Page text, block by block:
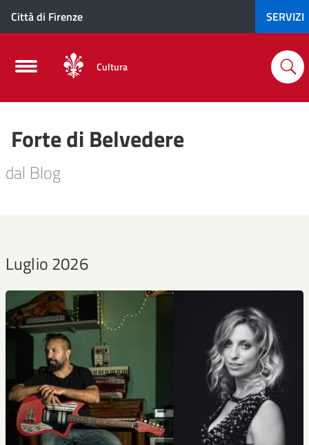
Città di Firenze SERVIZI
Cultura
Forte di Belvedere
dal Blog
Luglio 2026